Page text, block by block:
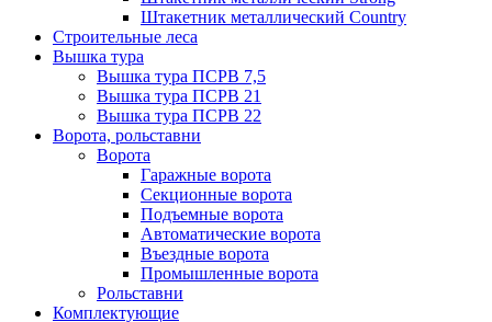
Штакетник металлический Country
Строительные леса
Вышка тура
Вышка тура ПСРВ 7,5
Вышка тура ПСРВ 21
Вышка тура ПСРВ 22
Ворота, рольставни
Ворота
Гаражные ворота
Секционные ворота
Подъемные ворота
Автоматические ворота
Въездные ворота
Промышленные ворота
Рольставни
Комплектующие